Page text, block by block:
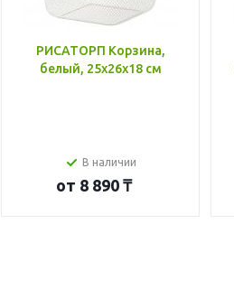
РИСАТОРП Корзина,
белый, 25x26x18 см
В наличии
от 8 890 ₸